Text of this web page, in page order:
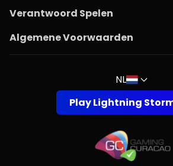
Verantwoord Spelen
Algemene Voorwaarden
NL
Play Lightning